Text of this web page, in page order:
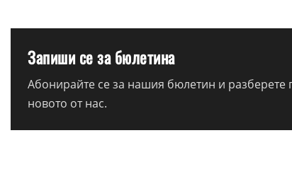
Запиши се за бюлетина
Абонирайте се за нашия бюлетин и разберете
новото от нас.